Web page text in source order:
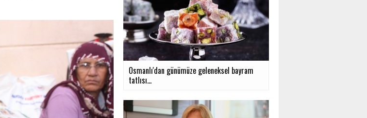
Osmanlı'dan günümüze geleneksel bayram
tatlısı...